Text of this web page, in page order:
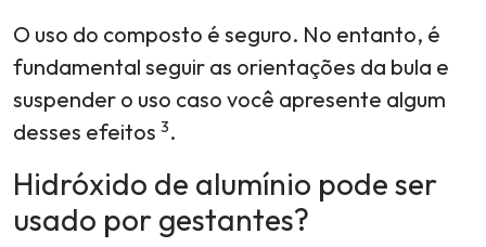
O uso do composto é seguro. No entanto, é
fundamental seguir as orientações da bula e
suspender o uso caso você apresente algum
desses efeitos 3.
Hidróxido de alumínio pode ser
usado por gestantes?